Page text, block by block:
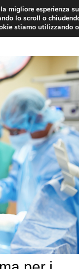
migliore esperienza
lo scroll o
stiamo utilizzando